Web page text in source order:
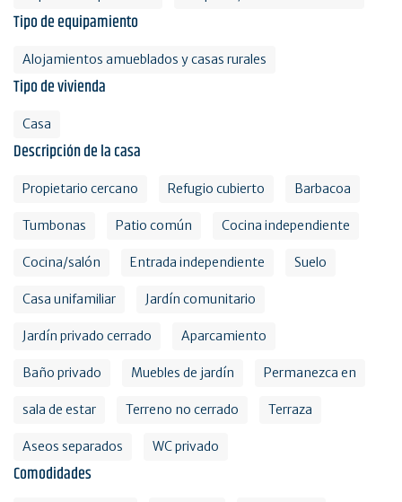
Tipo de equipamiento
Alojamientos amueblados y casas rurales
Tipo de vivienda
Casa
Descripción de la casa
Propietario cercano Refugio cubierto Barbacoa
Tumbonas Patio común Cocina independiente
Cocina/salón Entrada independiente Suelo
Casa unifamiliar Jardín comunitario
Jardín privado cerrado Aparcamiento
Baño privado Muebles de jardín Permanezca en
sala de estar Terreno no cerrado Terraza
Aseos separados WC privado
Comodidades